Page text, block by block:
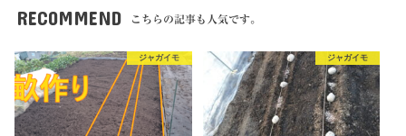
RECOMMEND こちらの記事も人気です。
ジャガイモ ジャガイモ